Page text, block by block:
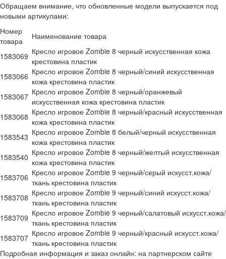
Обращаем внимание, что обновленные модели выпускается под
новыми артикулами:
Номер
товара
Наименование товара
1583069 Кресло игровое Zombie 8 черный искусственная кожа
крестовина пластик
1583066 Кресло игровое Zombie 8 черный/синий искусственная
кожа крестовина пластик
1583067 Кресло игровое Zombie 8 черный/оранжевый
искусственная кожа крестовина пластик
1583068 Кресло игровое Zombie 8 черный/красный искусственная
кожа крестовина пластик
1583543 Кресло игровое Zombie 8 белый/черный искусственная
кожа крестовина пластик
1583540 Кресло игровое Zombie 8 черный/желтый искусственная
кожа крестовина пластик
1583706 Кресло игровое Zombie 9 черный/серый искусст.кожа/
ткань крестовина пластик
1583708 Кресло игровое Zombie 9 черный/синий искусст.кожа/
ткань крестовина пластик
1583709 Кресло игровое Zombie 9 черный/салатовый искусст.кожа/
ткань крестовина пластик
1583707 Кресло игровое Zombie 9 черный/красный искусст.кожа/
ткань крестовина пластик
Подробная информация и заказ онлайн: на партнерском сайте